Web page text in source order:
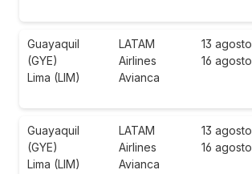
Guayaquil
(GYE)
Lima (LIM)
LATAM
Airlines
Avianca
13 agosto
16 agosto
Guayaquil
(GYE)
Lima (LIM)
LATAM
Airlines
Avianca
13 agosto
16 agosto